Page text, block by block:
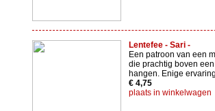
Lentefee - Sari -
Een patroon van een
die prachtig boven
hangen. Enige
€ 4,75
plaats in winkelwagen